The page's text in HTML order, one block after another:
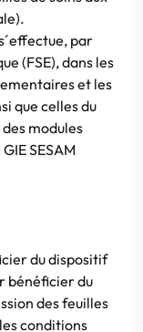
par
(FSE), dans les
et les
que celles du
modules
SESAM
du dispositif
bénéficier du
des feuilles
conditions